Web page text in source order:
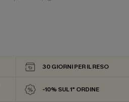
30 GIORNI PER IL RESO
-10% SUL 1° ORDINE